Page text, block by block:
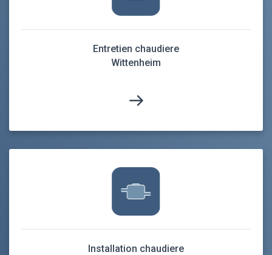
Entretien chaudiere
Wittenheim
Installation chaudiere